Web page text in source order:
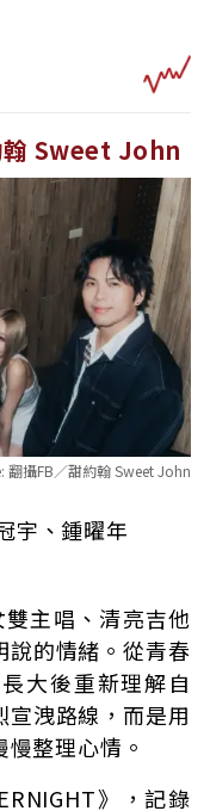
翰 Sweet John
翻攝FB／甜約翰 Sweet John
宇、鍾曜年
主唱、清亮吉他
說的情緒。從青春
大後重新理解自
洩路線，而是用
整理心情。
》，記錄